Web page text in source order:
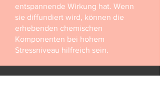
entspannende Wirkung hat. Wenn
sie diffundiert wird, können die
erhebenden chemischen
Komponenten bei hohem
Stressniveau hilfreich sein.